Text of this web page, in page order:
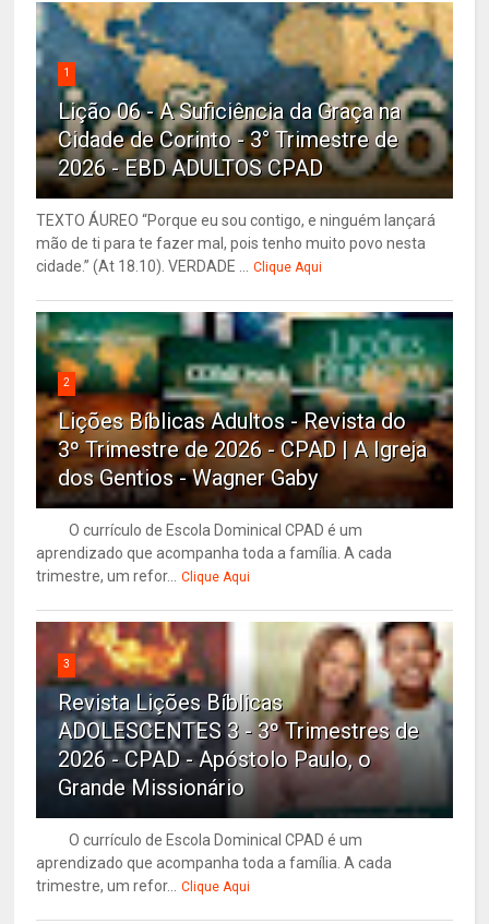
1
Lição 06 - A Suficiência da Graça na
Cidade de Corinto - 3° Trimestre de
2026 - EBD ADULTOS CPAD
TEXTO ÁUREO “Porque eu sou contigo, e ninguém lançará
mão de ti para te fazer mal, pois tenho muito povo nesta
cidade.” (At 18.10). VERDADE ... Clique Aqui
2
Lições Bíblicas Adultos - Revista do
3º Trimestre de 2026 - CPAD | A Igreja
dos Gentios - Wagner Gaby
O currículo de Escola Dominical CPAD é um
aprendizado que acompanha toda a família. A cada
trimestre, um refor... Clique Aqui
3
Revista Lições Bíblicas
ADOLESCENTES 3 - 3º Trimestres de
2026 - CPAD - Apóstolo Paulo, o
Grande Missionário
O currículo de Escola Dominical CPAD é um
aprendizado que acompanha toda a família. A cada
trimestre, um refor... Clique Aqui